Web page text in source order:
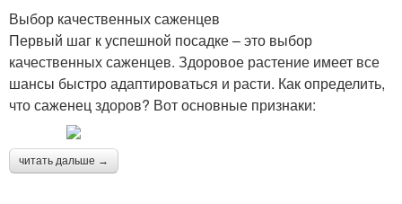
Выбор качественных саженцев
Первый шаг к успешной посадке – это выбор
качественных саженцев. Здоровое растение имеет все
шансы быстро адаптироваться и расти. Как определить,
что саженец здоров? Вот основные признаки:
читать дальше →